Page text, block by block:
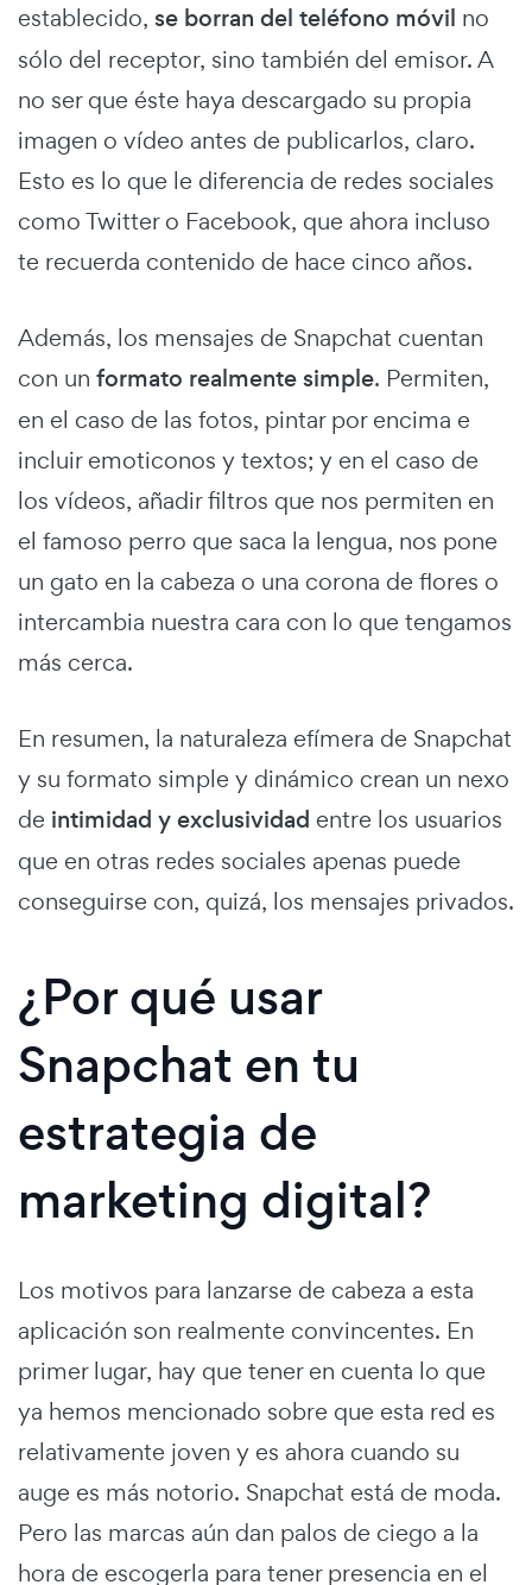
establecido, se borran del teléfono móvil no
sólo del receptor, sino también del emisor. A
no ser que éste haya descargado su propia
imagen o vídeo antes de publicarlos, claro.
Esto es lo que le diferencia de redes sociales
como Twitter o Facebook, que ahora incluso
te recuerda contenido de hace cinco años.
Además, los mensajes de Snapchat cuentan
con un formato realmente simple. Permiten,
en el caso de las fotos, pintar por encima e
incluir emoticonos y textos; y en el caso de
los vídeos, añadir filtros que nos permiten en
el famoso perro que saca la lengua, nos pone
un gato en la cabeza o una corona de flores o
intercambia nuestra cara con lo que tengamos
más cerca.
En resumen, la naturaleza efímera de Snapchat
y su formato simple y dinámico crean un nexo
de intimidad y exclusividad entre los usuarios
que en otras redes sociales apenas puede
conseguirse con, quizá, los mensajes privados.
¿Por qué usar
Snapchat en tu
estrategia de
marketing digital?
Los motivos para lanzarse de cabeza a esta
aplicación son realmente convincentes. En
primer lugar, hay que tener en cuenta lo que
ya hemos mencionado sobre que esta red es
relativamente joven y es ahora cuando su
auge es más notorio. Snapchat está de moda.
Pero las marcas aún dan palos de ciego a la
hora de escogerla para tener presencia en el